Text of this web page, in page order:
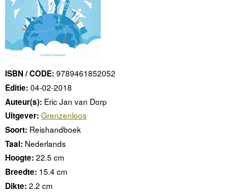
ISBN / CODE: 9789461852052
Editie: 04-02-2018
Auteur(s): Eric Jan van Dorp
Uitgever: Grenzenloos
Soort: Reishandboek
Taal: Nederlands
Hoogte: 22.5 cm
Breedte: 15.4 cm
Dikte: 2.2 cm